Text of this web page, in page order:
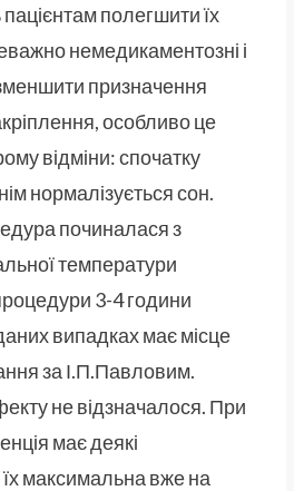
полегшити їх
немедикаментозні і
призначення
особливо це
відміни: спочатку
нормалізується сон.
починалася з
температури
3-4 години
випадках має місце
за І.П.Павловим.
не відзначалося. При
має деякі
їх максимальна вже на